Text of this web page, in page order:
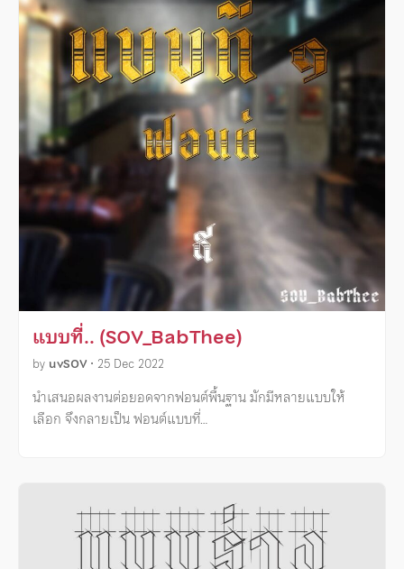
แบบที่.. (SOV_BabThee)
by uvSOV • 25 Dec 2022
นำเสนอผลงานต่อยอดจากฟอนต์พื้นฐาน มักมีหลายแบบให้
เลือก จึงกลายเป็น ฟอนต์แบบที่…